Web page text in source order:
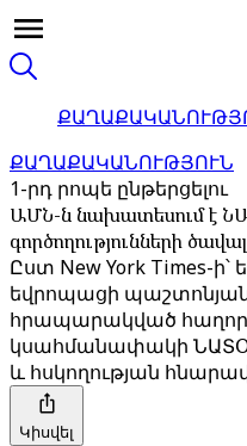
ՔԱՂԱՔԱԿԱՆՈՒԹՅՈՒՆ
1-րդ րոպե ընթերցելու
ԱՄՆ-ն նախատեսում է
գործողությունների
Ըստ New York Times-
եվրոպացի
հրապարակված
կսահմանափակի
և հսկողության
Կիսվել